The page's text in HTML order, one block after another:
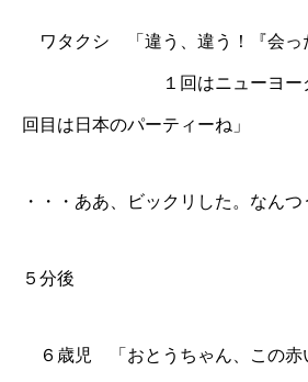
ワタクシ 「違う、違う！『会っ
１回はニューヨークの
回目は日本のパーティーね」
・・・ああ、ビックリした。なんつ
５分後
６歳児 「おとうちゃん、この赤